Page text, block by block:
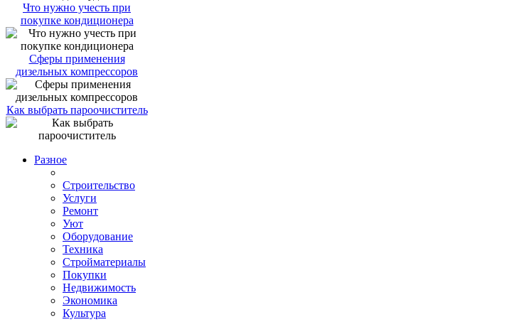
Что нужно учесть при
покупке кондиционера
Сферы применения
дизельных компрессоров
Как выбрать пароочиститель
Разное
Строительство
Услуги
Ремонт
Уют
Оборудование
Техника
Стройматериалы
Покупки
Недвижимость
Экономика
Культура